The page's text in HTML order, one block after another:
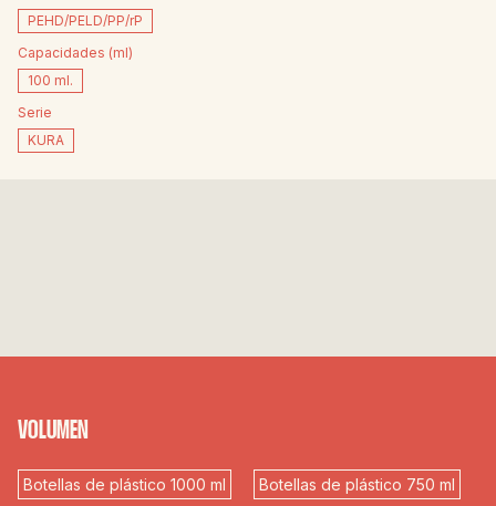
PEHD/PELD/PP/rP
Capacidades (ml)
100 ml.
Serie
KURA
VOLUMEN
Botellas de plástico 1000 ml Botellas de plástico 750 ml